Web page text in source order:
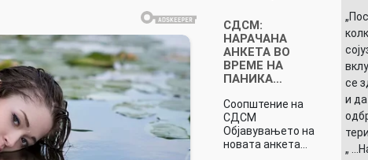
СДСМ:
НАРАЧАНА
АНКЕТА ВО
ВРЕМЕ НА
ПАНИКА…
Соопштение на
СДСМ
Објавувањето на
новата анкета…
се
и
„